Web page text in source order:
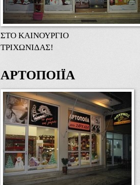
ΣΤΟ ΚΑΙΝΟΥΡΓΙΟ
ΤΡΙΧΩΝΙΔΑΣ!
ΑΡΤΟΠΟΙΪΑ